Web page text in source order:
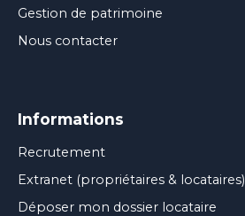
Gestion de patrimoine
Nous contacter
Informations
Recrutement
Extranet (propriétaires & locataires)
Déposer mon dossier locataire